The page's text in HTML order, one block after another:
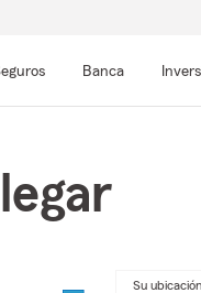
Banca
Su ubicación